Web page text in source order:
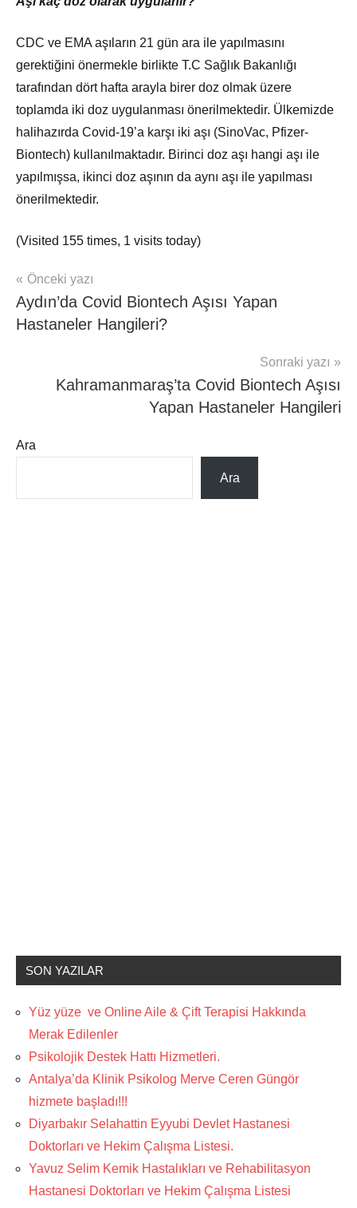
CDC ve EMA aşıların 21 gün ara ile yapılmasını
gerektiğini önermekle birlikte T.C Sağlık Bakanlığı
tarafından dört hafta arayla birer doz olmak üzere
toplamda iki doz uygulanması önerilmektedir. Ülkemizde
halihazırda Covid-19’a karşı iki aşı (SinoVac, Pfizer-
Biontech) kullanılmaktadır. Birinci doz aşı hangi aşı ile
yapılmışsa, ikinci doz aşının da aynı aşı ile yapılması
önerilmektedir.
(Visited 155 times, 1 visits today)
mhrs
Yazı
gezinmesi
Önceki yazı
Aydın’da Covid Biontech Aşısı Yapan
Hastaneler Hangileri?
Sonraki yazı
Kahramanmaraş’ta Covid Biontech Aşısı
Yapan Hastaneler Hangileri
Ara
Ara
SON YAZILAR
Yüz yüze ve Online Aile & Çift Terapisi Hakkında
Merak Edilenler
Psikolojik Destek Hattı Hizmetleri.
Antalya’da Klinik Psikolog Merve Ceren Güngör
hizmete başladı!!!
Diyarbakır Selahattin Eyyubi Devlet Hastanesi
Doktorları ve Hekim Çalışma Listesi.
Yavuz Selim Kemik Hastalıkları ve Rehabilitasyon
Hastanesi Doktorları ve Hekim Çalışma Listesi